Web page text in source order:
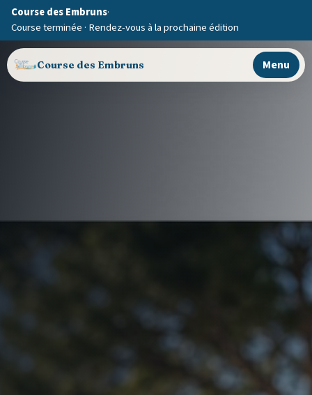
Course des Embruns·
Course terminée · Rendez-vous à la prochaine édition
Course des Embruns Menu